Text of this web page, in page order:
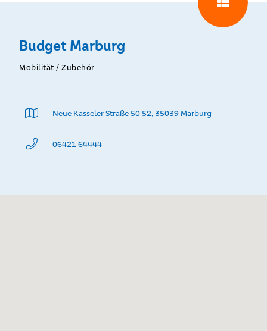
Budget Marburg
Mobilität / Zubehör
Neue Kasseler Straße 50 52, 35039 Marburg
06421 64444